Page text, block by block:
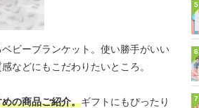
ビーブランケット。使い勝手がいい
などにもこだわりたいところ。
の商品ご紹介。ギフトにもぴったり
5
6
7